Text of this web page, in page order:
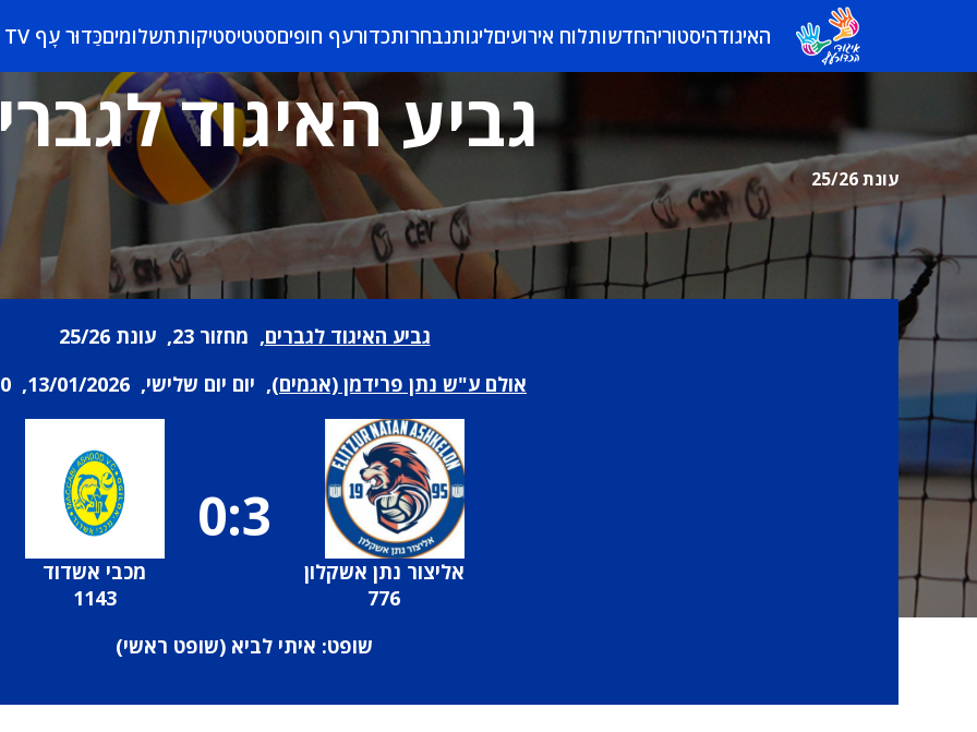
האיגודהיסטוריהחדשותלוח אירועיםליגותנבחרותכדורעף חופיםסטטיסטיקותתשלומיםכַּדוּר עָף TV
גביע האיגוד
עונת 25/26
גביע האיגוד לגברים, מחזור 23, עונת 25/26
אולם ע"ש נתן פרידמן (אגמים), יום יום שלישי, 13/01/2026, 20:30
אליצור נתן אשקלון
776
0:3
מכבי אשדוד
1143
שופט: איתי לביא (שופט ראשי)